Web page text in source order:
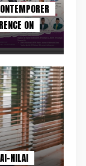
ON
NILAI